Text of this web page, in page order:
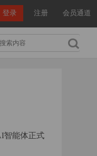
会员通道
注册
登录
智能体正式